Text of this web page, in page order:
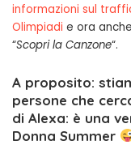
informazioni sul
Olimpiadi e ora
“Scopri la Canzone“.
A proposito:
persone che
di Alexa: è una
Donna Summer